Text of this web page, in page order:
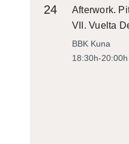
24
Afterwork.
VII. Vuelta
BBK Kuna
18:30h-20:00h